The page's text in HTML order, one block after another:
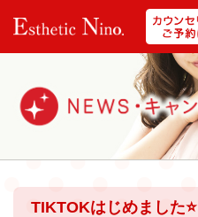
TIKTOKはじめました⭐️